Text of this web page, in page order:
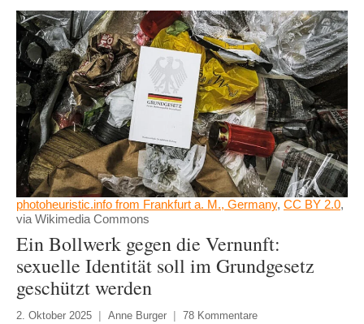
photoheuristic.info from Frankfurt a. M., Germany, CC BY 2.0,
via Wikimedia Commons
Ein Bollwerk gegen die Vernunft:
sexuelle Identität soll im Grundgesetz
geschützt werden
2. Oktober 2025 Anne Burger 78 Kommentare